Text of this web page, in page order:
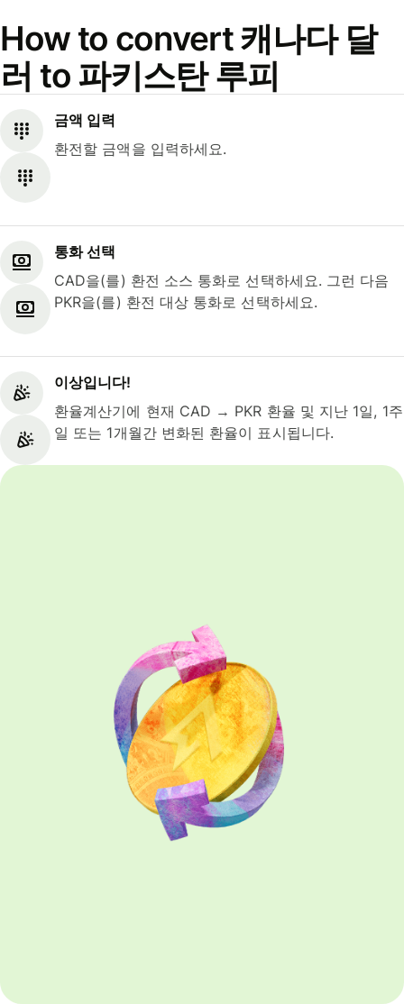
How to convert 캐나다 달
러 to 파키스탄 루피
금액 입력
환전할 금액을 입력하세요.
통화 선택
CAD을(를) 환전 소스 통화로 선택하세요. 그런 다음
PKR을(를) 환전 대상 통화로 선택하세요.
이상입니다!
환율계산기에 현재 CAD → PKR 환율 및 지난 1일, 1주
일 또는 1개월간 변화된 환율이 표시됩니다.